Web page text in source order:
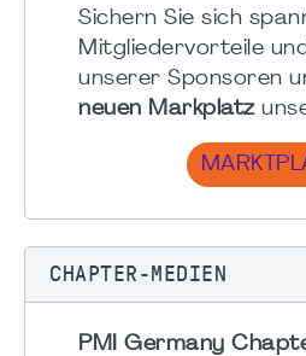
Sichern Sie sich
Mitgliedervorteile
unserer Sponsoren
neuen Markplatz
CHAPTER-MEDIEN
PMI Germany